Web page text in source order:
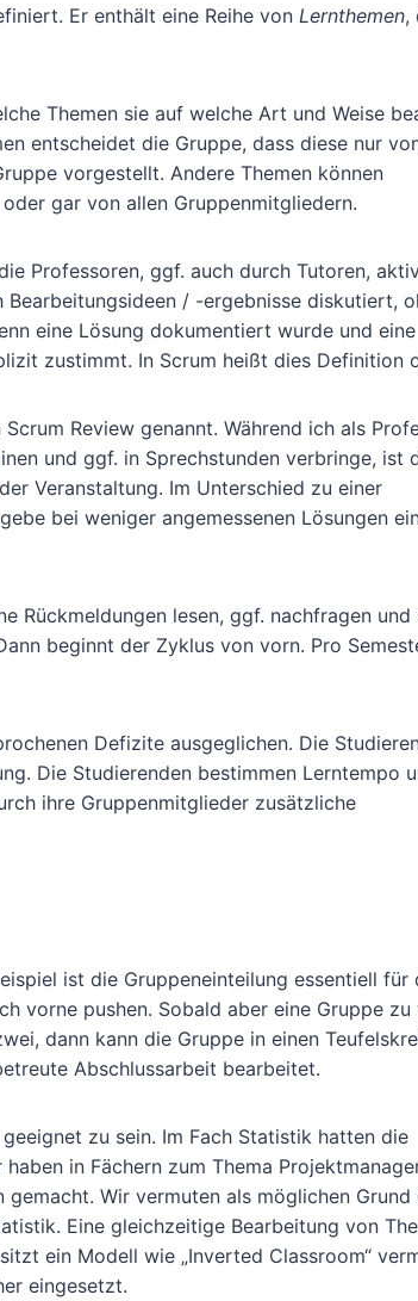
Er enthält eine Reihe von Lernthemen,
Themen sie auf welche Art und Weise
entscheidet die Gruppe, dass diese nur
vorgestellt. Andere Themen können
gar von allen Gruppenmitgliedern.
Professoren, ggf. auch durch Tutoren,
/ -ergebnisse diskutiert,
eine Lösung dokumentiert wurde und eine
zustimmt. In Scrum heißt dies Definition
Review genannt. Während ich als
und ggf. in Sprechstunden verbringe, ist
Veranstaltung. Im Unterschied zu einer
bei weniger angemessenen Lösungen
Rückmeldungen lesen, ggf. nachfragen und
beginnt der Zyklus von vorn. Pro
Defizite ausgeglichen. Die
Die Studierenden bestimmen Lerntempo
ihre Gruppenmitglieder zusätzliche
ist die Gruppeneinteilung essentiell für
vorne pushen. Sobald aber eine Gruppe zu
dann kann die Gruppe in einen
Abschlussarbeit bearbeitet.
zu sein. Im Fach Statistik hatten die
in Fächern zum Thema
Wir vermuten als möglichen Grund
Eine gleichzeitige Bearbeitung von
ein Modell wie „Inverted Classroom“
eingesetzt.